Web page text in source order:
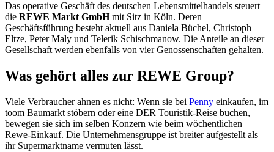
Das operative Geschäft des deutschen Lebensmittelhandels steuert
die REWE Markt GmbHmit Sitz in Köln. Deren
Geschäftsführung besteht aktuell aus Daniela Büchel, Christoph
Eltze, Peter Maly und Telerik Schischmanow. Die Anteile an dieser
Gesellschaft werden ebenfalls von vier Genossenschaften gehalten.
Was gehört alles zur REWE Group?
Viele Verbraucher ahnen es nicht: Wenn sie bei Penny einkaufen, im
toom Baumarkt stöbern oder eine DER Touristik-Reise buchen,
bewegen sie sich im selben Konzern wie beim wöchentlichen
Rewe-Einkauf. Die Unternehmensgruppe ist breiter aufgestellt als
ihr Supermarktname vermuten lässt.